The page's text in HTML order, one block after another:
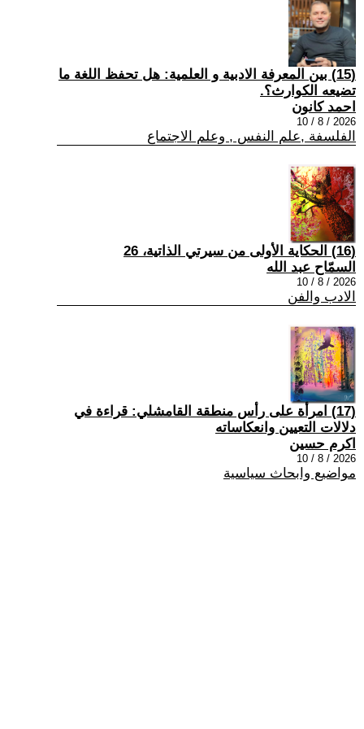
(15) بين المعرفة الادبية و العلمية: هل تحفظ اللغة ما
تضيعه الكوارث؟.
احمد كانون
2026 / 8 / 10
الفلسفة ,علم النفس , وعلم الاجتماع
(16) الحكاية الأولى من سيرتي الذاتية، 26
السمّاح عبد الله
2026 / 8 / 10
الادب والفن
(17) امرأة على رأس منطقة القامشلي: قراءة في
دلالات التعيين وانعكاساته
اكرم حسين
2026 / 8 / 10
مواضيع وابحاث سياسية